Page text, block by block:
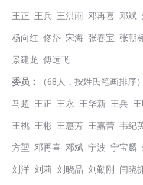
王正 王兵 王洪雨 邓再喜 邓斌
杨向红 佟岱 宋海 张春宝 张朝
景建龙 傅远飞
委员： （68人，按姓氏笔画排序）
马超 王正 王永 王华新 王兵
王桃 王彬 王惠芳 王嘉蕾 韦纪
方堃 邓再喜 邓斌 宁波 宁宝麟
刘洋 刘莉 刘晓晶 刘勤刚 闫晓